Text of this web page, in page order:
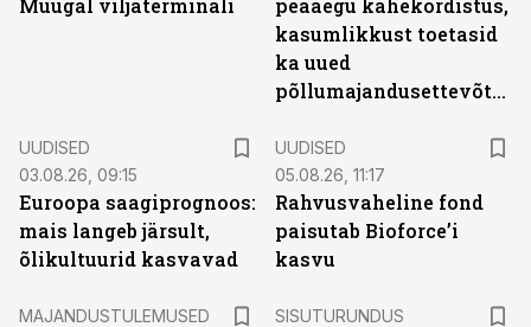
Muugal viljaterminali
peaaegu kahekordistus,
kasumlikkust toetasid
ka uued
põllumajandusettevõtted
UUDISED
03.08.26, 09:15
Euroopa saagiprognoos:
mais langeb järsult,
õlikultuurid kasvavad
UUDISED
05.08.26, 11:17
Rahvusvaheline fond
paisutab Bioforce’i
kasvu
MAJANDUSTULEMUSED
SISUTURUNDUS